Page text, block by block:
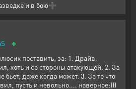
и в бою➕
+
поставить, за: 1. Драйв,
хоть и со стороны атакующей. 2. За
бьет, даже когда может. 3. За то что
пусть и невольно.... наверное:)))